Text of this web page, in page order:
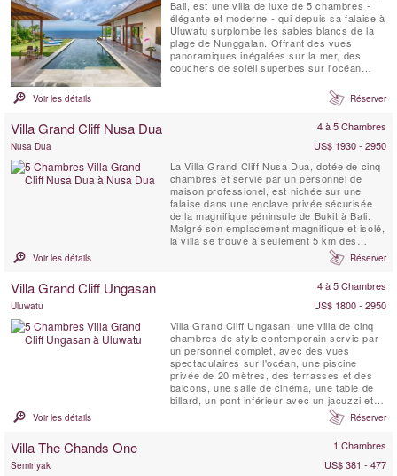
Bali, est une villa de luxe de 5 chambres -
élégante et moderne - qui depuis sa falaise à
Uluwatu surplombe les sables blancs de la
plage de Nunggalan. Offrant des vues
panoramiques inégalées sur la mer, des
couchers de soleil superbes sur l'océan
y Mar offre un sejour confortable et luxueux
Voir les détails Réserver
Villa Grand Cliff Nusa Dua 4 à 5 Chambres
Nusa Dua
US$ 1930 - 2950
La Villa Grand Cliff Nusa Dua, dotée de cinq
chambres et servie par un personnel de
maison professionel, est nichée sur une
falaise dans une enclave privée sécurisée
de la magnifique péninsule de Bukit à Bali.
Malgré son emplacement magnifique et isolé,
la villa se trouve à seulement 5 km des
commerces, des restaurants, du golf et des
activités nautiques de Nusa Dua, qui sont
voiture et au chauffeur gratuits de la villa.
Voir les détails Réserver
Villa Grand Cliff Ungasan 4 à 5 Chambres
Uluwatu
US$ 1800 - 2950
Villa Grand Cliff Ungasan, une villa de cinq
chambres de style contemporain servie par
un personnel complet, avec des vues
spectaculaires sur l'océan, une piscine
privée de 20 mètres, des terrasses et des
balcons, une salle de cinéma, une table de
billard, un pont inférieur avec un jacuzzi et
un belvédère de relaxation . Cette villa
exceptionnelle à Bali est située dans
d'une falaise sur la spectaculaire péninsule
Voir les détails Réserver
Villa The Chands One 1 Chambres
Seminyak
US$ 381 - 477